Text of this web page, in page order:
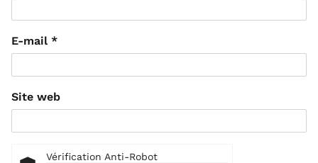
E-mail *
Site web
Vérification Anti-Robot